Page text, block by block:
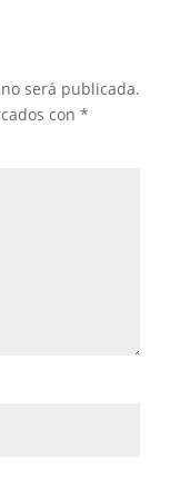
será publicada.
con *